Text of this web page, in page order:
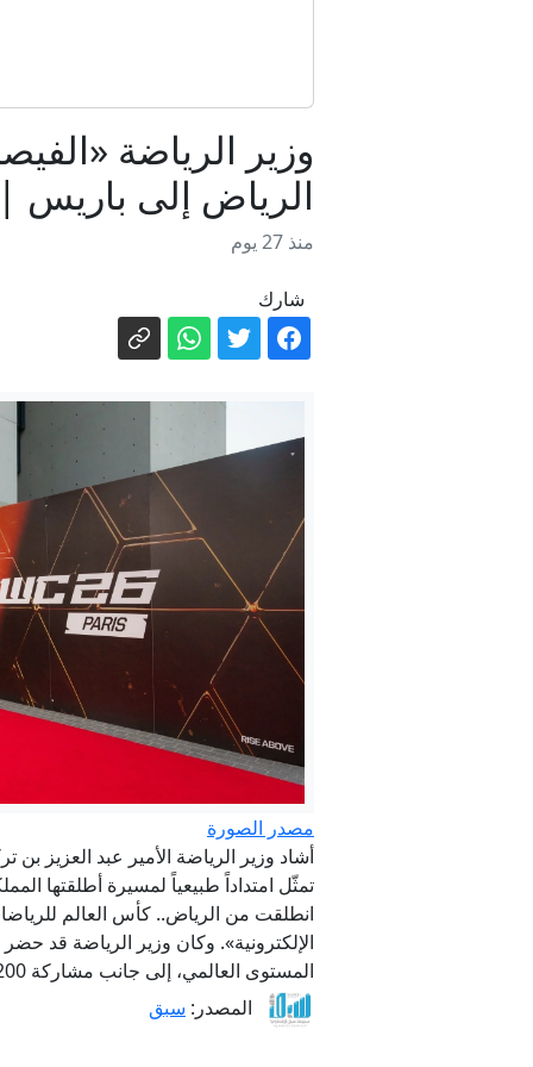
وزير الرياضة
الرياض إلى
منذ 27 يوم
شارك
مصدر الصورة
تمثّل امتداداً طبيعياً لمسيرة أطلقتها
انطلقت من الرياض.. كأس العالم
المستوى العالمي، إلى جانب مشاركة 200 نادٍ يمثّلون دولاً من مختلف أنحاء العالم.
المصدر: سبق